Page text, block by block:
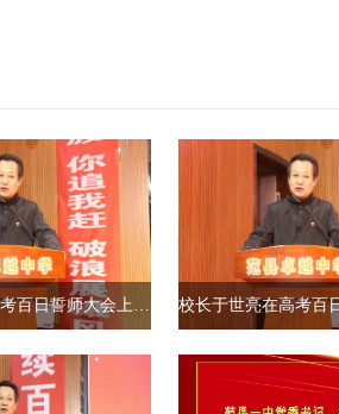
校长于世亮在高考百日誓师大会上的演讲节选（三）